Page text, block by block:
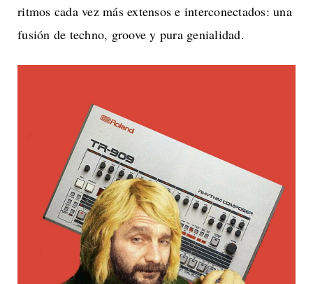
ritmos cada vez más extensos e interconectados: una
fusión de techno, groove y pura genialidad.